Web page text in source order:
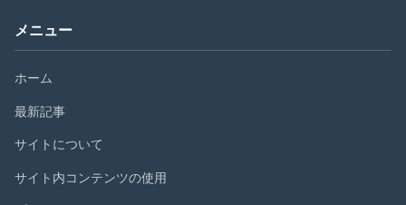
メニュー
ホーム
最新記事
サイトについて
サイト内コンテンツの使用